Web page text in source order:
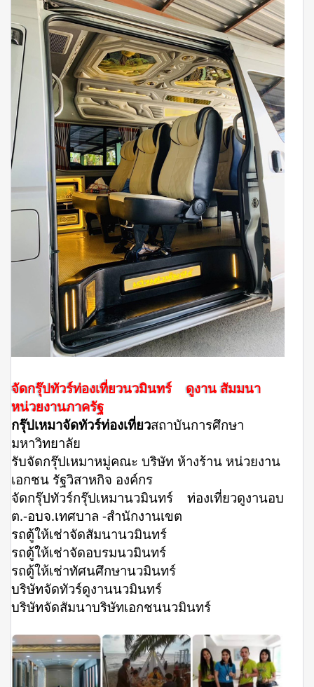
จัดกรุ๊ปทัวร์ท่องเที่ยวนวมินทร์ ดูงาน สัมมนา
หน่วยงานภาครัฐ
กรุ๊ปเหมาจัดทัวร์ท่องเที่ยวสถาบันการศึกษา
มหาวิทยาลัย
รับจัดกรุ๊ปเหมาหมู่คณะ บริษัท ห้างร้าน หน่วยงาน
เอกชน รัฐวิสาหกิจ องค์กร
จัดกรุ๊ปทัวร์กรุ๊ปเหมานวมินทร์ ท่องเที่ยวดูงานอบ
ต.-อบจ.เทศบาล -สำนักงานเขต
รถตู้ให้เช่าจัดสัมนานวมินทร์
รถตู้ให้เช่าจัดอบรมนวมินทร์
รถตู้ให้เช่าทัศนศึกษานวมินทร์
บริษัทจัดทัวร์ดูงานนวมินทร์
บริษัทจัดสัมนาบริษัทเอกชนนวมินทร์